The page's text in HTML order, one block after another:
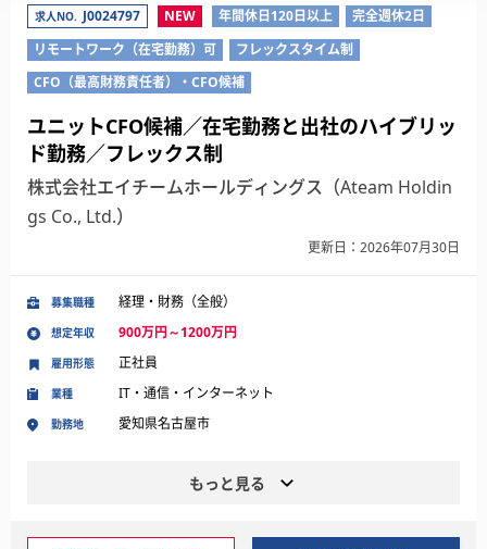
求人NO. J0024797 NEW 年間休日120日以上
完全週休2日
リモートワーク（在宅勤務）可
フレックスタイム制
CFO（最高財務責任者）・CFO候補
ユニットCFO候補／在宅勤務と出社のハイブリッ
ド勤務／フレックス制
株式会社エイチームホールディングス（Ateam Holdin
gs Co., Ltd.）
更新日：2026年07月30日
募集職種 経理・財務（全般）
想定年収 900万円～1200万円
業種 IT・通信・インターネット
勤務地 愛知県名古屋市
雇用形態 正社員
もっと見る